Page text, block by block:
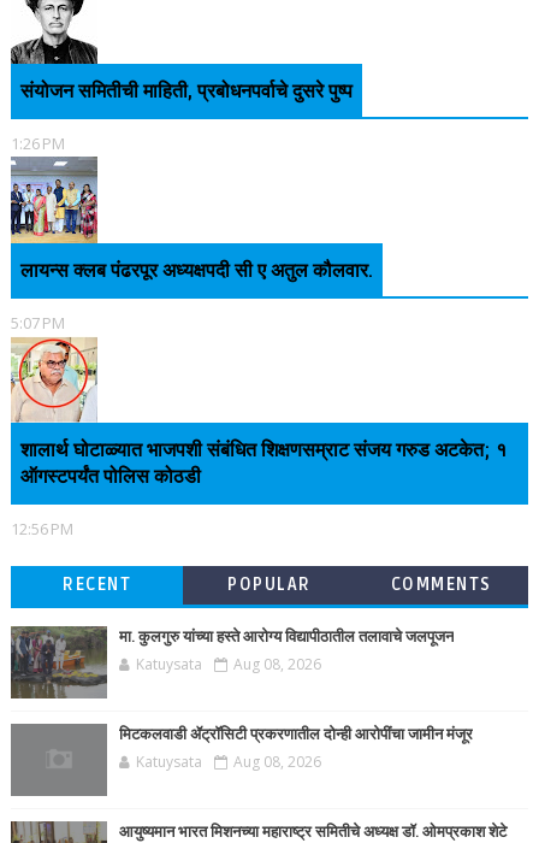
संयोजन समितीची माहिती, प्रबोधनपर्वाचे दुसरे पुष्प
1:26 PM
लायन्स क्लब पंढरपूर अध्यक्षपदी सी ए अतुल कौलवार.
5:07 PM
शालार्थ घोटाळ्यात भाजपशी संबंधित शिक्षणसम्राट संजय गरुड अटकेत; १
ऑगस्टपर्यंत पोलिस कोठडी
12:56 PM
RECENT POPULAR COMMENTS
मा. कुलगुरु यांच्या हस्ते आरोग्य विद्यापीठातील तलावाचे जलपूजन
Katuysata Aug 08, 2026
मिटकलवाडी ॲट्रॉसिटी प्रकरणातील दोन्ही आरोपींचा जामीन मंजूर
Katuysata Aug 08, 2026
आयुष्यमान भारत मिशनच्या महाराष्ट्र समितीचे अध्यक्ष डॉ. ओमप्रकाश शेटे